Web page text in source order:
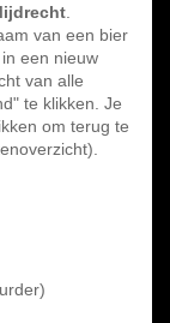
van een bier
een nieuw
van alle
te klikken. Je
om terug te